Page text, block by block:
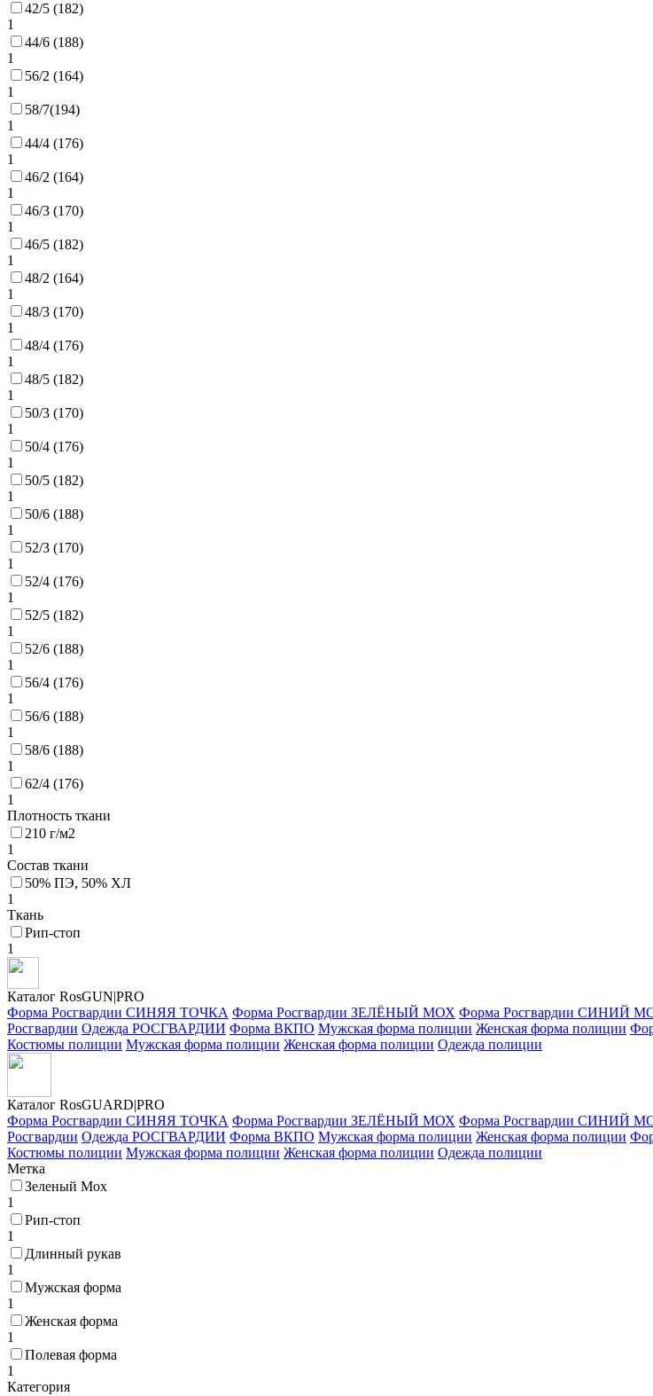
42/5 (182)
1
44/6 (188)
1
56/2 (164)
1
58/7(194)
1
44/4 (176)
1
46/2 (164)
1
46/3 (170)
1
46/5 (182)
1
48/2 (164)
1
48/3 (170)
1
48/4 (176)
1
48/5 (182)
1
50/3 (170)
1
50/4 (176)
1
50/5 (182)
1
50/6 (188)
1
52/3 (170)
1
52/4 (176)
1
52/5 (182)
1
52/6 (188)
1
56/4 (176)
1
56/6 (188)
1
58/6 (188)
1
62/4 (176)
1
Плотность ткани
210 г/м2
1
Состав ткани
50% ПЭ, 50% ХЛ
1
Ткань
Рип-стоп
1
Каталог RosGUN|PRO
Форма Росгвардии СИНЯЯ ТОЧКА Форма Росгвардии ЗЕЛЁНЫЙ МОХ Форма Росгвардии СИНИЙ
Росгвардии Одежда РОСГВАРДИИ Форма ВКПО Мужская форма полиции Женская форма полиции
Костюмы полиции Мужская форма полиции Женская форма полиции Одежда полиции
Каталог RosGUARD|PRO
Форма Росгвардии СИНЯЯ ТОЧКА Форма Росгвардии ЗЕЛЁНЫЙ МОХ Форма Росгвардии СИНИЙ
Росгвардии Одежда РОСГВАРДИИ Форма ВКПО Мужская форма полиции Женская форма полиции
Костюмы полиции Мужская форма полиции Женская форма полиции Одежда полиции
Метка
Зеленый Мох
1
Рип-стоп
1
Длинный рукав
1
Мужская форма
1
Женская форма
1
Полевая форма
1
Категория